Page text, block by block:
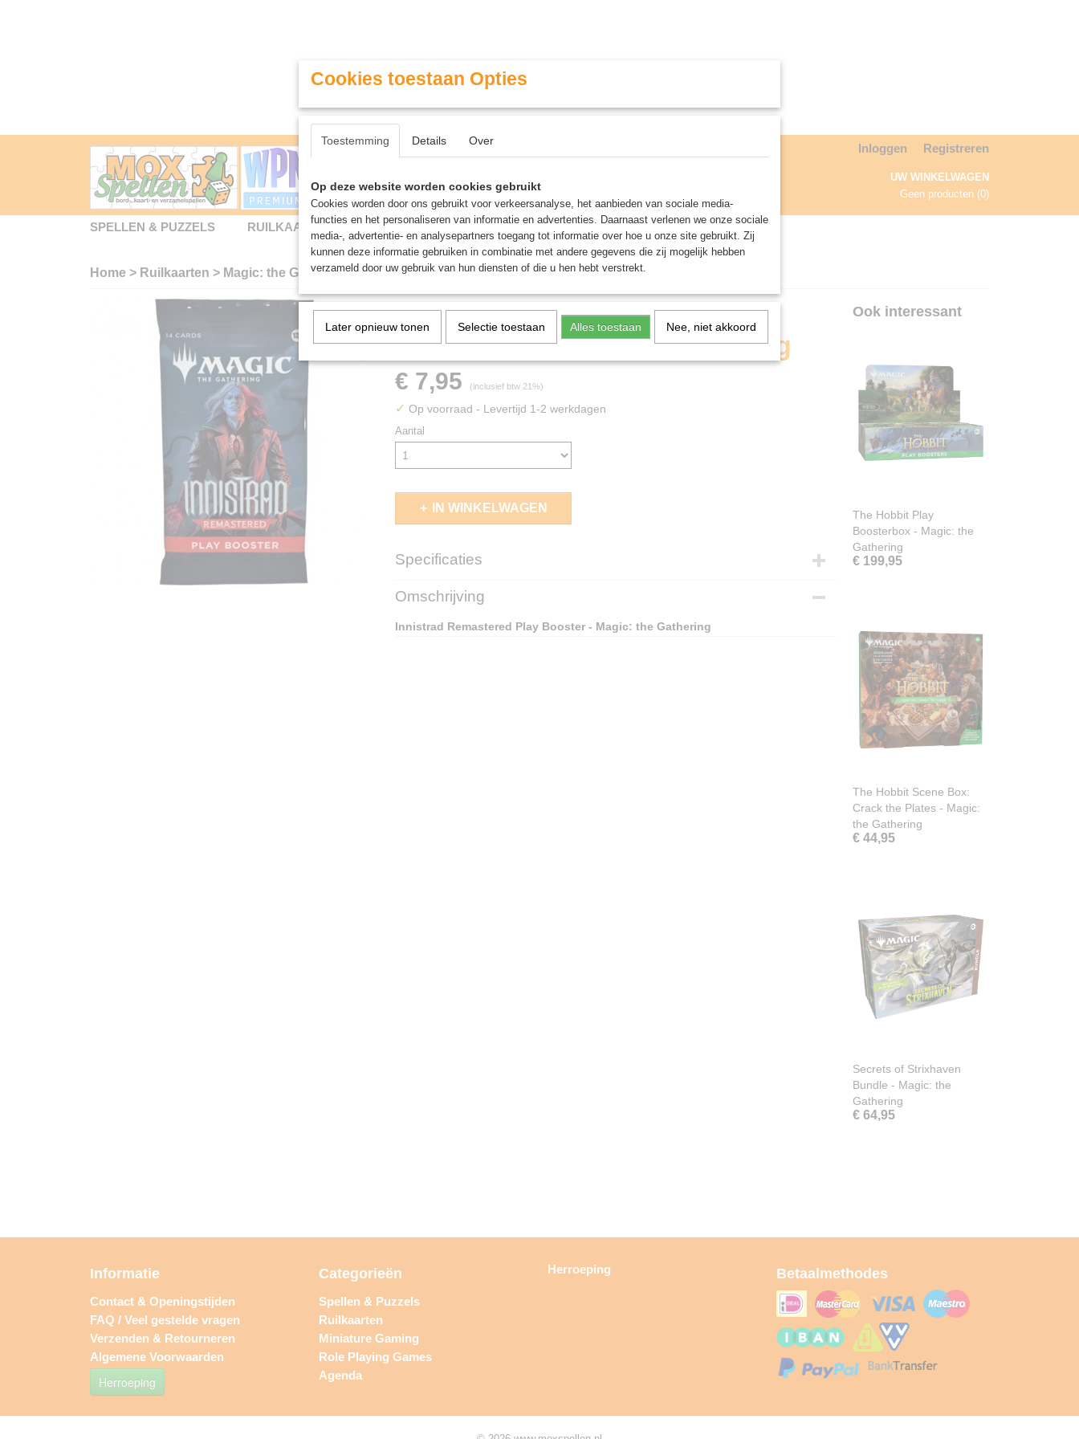
Contact & Openingstijden Inloggen Registreren
UW WINKELWAGEN
Geen producten (0)
SPELLEN & PUZZELS RUILKAARTEN MINIATURE GAMING ROLE PLAYING GAMES AGENDA
Home > Ruilkaarten > Magic: the Gathering>Innistrad Remastered Play Booster - Magic: the Gathering
Innistrad Remastered Play
Booster - Magic: the Gathering
€ 7,95 (inclusief btw 21%)
✓ Op voorraad - Levertijd 1-2 werkdagen
Aantal
IN WINKELWAGEN
Specificaties
EAN code
Omschrijving
Innistrad Remastered Play Booster - Magic: the Gathering
Ook interessant
The Hobbit Play
Boosterbox - Magic: the
Gathering
€ 199,95
The Hobbit Scene Box:
Crack the Plates - Magic:
the Gathering
€ 44,95
Secrets of Strixhaven
Bundle - Magic: the
Gathering
€ 64,95
Informatie
Contact & Openingstijden
FAQ / Veel gestelde vragen
Verzenden & Retourneren
Algemene Voorwaarden
Herroeping
Categorieën
Spellen & Puzzels
Ruilkaarten
Miniature Gaming
Role Playing Games
Agenda
Herroeping Betaalmethodes
Cookies toestaan Opties
Toestemming Details Over
Op deze website worden cookies gebruikt
Cookies worden door ons gebruikt voor verkeersanalyse, het aanbieden van sociale media-
functies en het personaliseren van informatie en advertenties. Daarnaast verlenen we onze sociale
media-, advertentie- en analysepartners toegang tot informatie over hoe u onze site gebruikt. Zij
kunnen deze informatie gebruiken in combinatie met andere gegevens die zij mogelijk hebben
verzameld door uw gebruik van hun diensten of die u hen hebt verstrekt.
Later opnieuw tonen Selectie toestaan Alles toestaan Nee, niet akkoord